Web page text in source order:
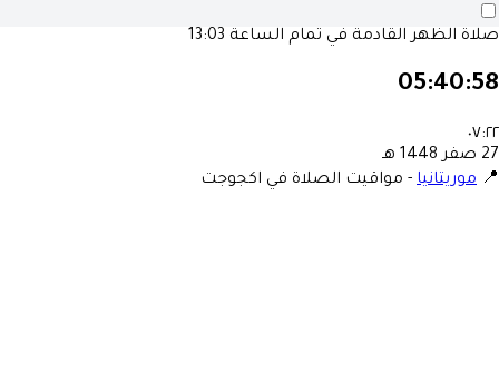
صلاة الظهر القادمة في تمام الساعة 13:03
05:40:58
٠٧:٢٢
27 صفر 1448 هـ
📍 موريتانيا - مواقيت الصلاة في اكجوجت